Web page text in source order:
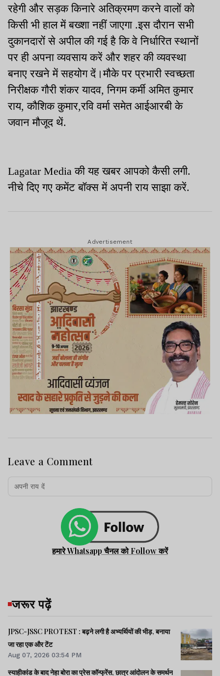
रहेगी और सड़क किनारे अतिक्रमण करने वालों को
किसी भी हाल में बख्शा नहीं जाएगा .इस दौरान सभी
दुकानदारों से अपील की गई है कि वे निर्धारित स्थानों
पर ही अपना व्यवसाय करें और शहर की व्यवस्था
बनाए रखने में सहयोग दें।मौके पर प्रभारी स्वच्छता
निरीक्षक गौरी शंकर यादव, निगम कर्मी अमित कुमार
राय, कौशिक कुमार,रवि वर्मा समेत आईआरबी के
जवान मौजूद थें.
Lagatar Media की यह खबर आपको कैसी लगी.
नीचे दिए गए कमेंट बॉक्स में अपनी राय साझा करें.
Advertisement
Leave a Comment
हमारे Whatsapp चैनल को Follow करें
जरूर पढ़ें
JPSC-JSSC PROTEST : बढ़ने लगी है अभ्यर्थियों की भीड़, बनाया
जा रहा एक और टेंट
Aug 07, 2026 03:54 PM
स्याहीकांड के बाद नेहा बोरा का प्रेस कॉन्फ्रेंस, छात्र आंदोलन के समर्थन